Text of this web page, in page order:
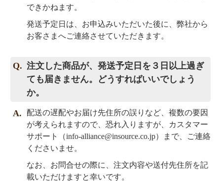
できかねます。
発送予定日は、お申込みいただいた後に、弊社から
お客さまへご連絡させていただきます。
注文した商品が、発送予定日を３日以上過ぎ
ても届きません。どうすればいいでしょう
か。
配送の遅配やお届け先住所の誤りなど、複数の要因
が考えられますので、恐れ入りますが、カスタマー
サポート（info-alliance@insource.co.jp）まで、ご連絡
くださいませ。
なお、お問合せの際に、注文内容や送付先住所を記
載いただけますと幸いです。